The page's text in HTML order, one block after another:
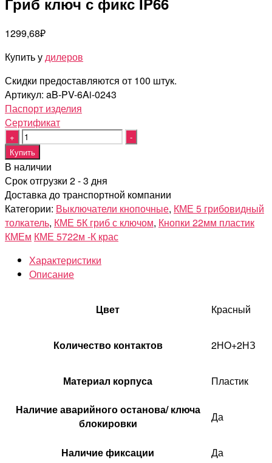
1299,68₽
Купить удилеров
Скидки предоставляются от 100 штук.
Артикул: aB-PV-6Ai-0243
Паспорт изделия
Cертификат
Quantity
Купить
В наличии
Срок отгрузки 2 - 3 дня
Доставка до транспортной компании
Категории: Выключатели кнопочные, КМЕ 5 грибовидный
толкатель, КМЕ 5К гриб с ключом, Кнопки 22мм пластик
КМЕм КМЕ 5722м -К крас
Характеристики
Описание
Цвет Красный
Количество контактов 2НО+2НЗ
Материал корпуса Пластик
Наличие аварийного останова/ ключа
блокировки
Да
Наличие фиксации Да